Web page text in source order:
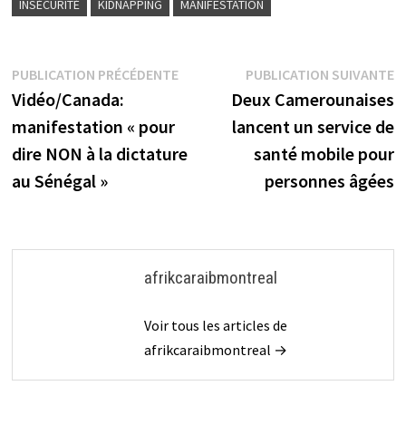
INSÉCURITÉ KIDNAPPING MANIFESTATION
Navigation
de
l’article
PUBLICATION PRÉCÉDENTEPublication
précédente :
Vidéo/Canada:
manifestation « pour
dire NON à la dictature
au Sénégal »
PUBLICATION SUIVANTE
Deux Camerounaises
lancent un service de
santé mobile pour
personnes âgées
afrikcaraibmontreal
Voir tous les articles de
afrikcaraibmontreal →